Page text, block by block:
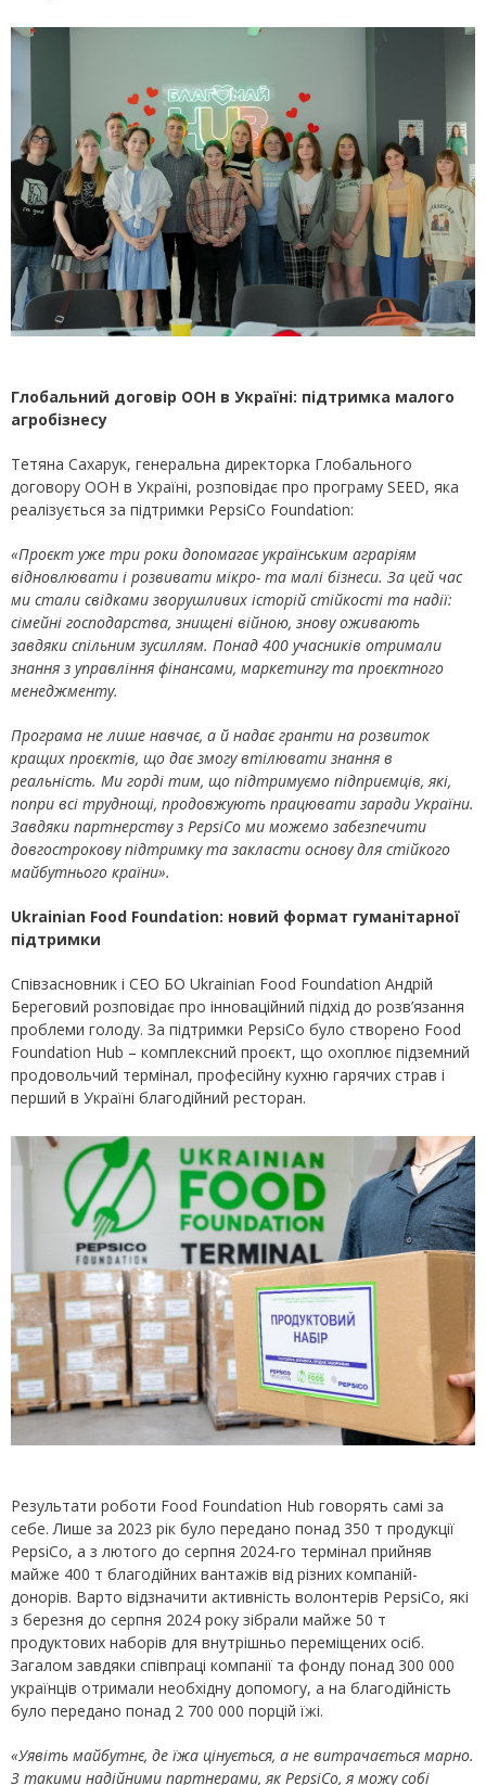
Глобальний договір ООН в Україні: підтримка малого
агробізнесу
Тетяна Сахарук, генеральна директорка Глобального
договору ООН в Україні, розповідає про програму SEED, яка
реалізується за підтримки PepsiCo Foundation:
«Проєкт уже три роки допомагає українським аграріям
відновлювати і розвивати мікро- та малі бізнеси. За цей час
ми стали свідками зворушливих історій стійкості та надії:
сімейні господарства, знищені війною, знову оживають
завдяки спільним зусиллям. Понад 400 учасників отримали
знання з управління фінансами, маркетингу та проєктного
менеджменту.
Програма не лише навчає, а й надає гранти на розвиток
кращих проєктів, що дає змогу втілювати знання в
реальність. Ми горді тим, що підтримуємо підприємців, які,
попри всі труднощі, продовжують працювати заради України.
Завдяки партнерству з PepsiCo ми можемо забезпечити
довгострокову підтримку та закласти основу для стійкого
майбутнього країни».
Ukrainian Food Foundation: новий формат гуманітарної
підтримки
Співзасновник і CEO БО Ukrainian Food Foundation Андрій
Береговий розповідає про інноваційний підхід до розв’язання
проблеми голоду. За підтримки PepsiCo було створено Food
Foundation Hub – комплексний проєкт, що охоплює підземний
продовольчий термінал, професійну кухню гарячих страв і
перший в Україні благодійний ресторан.
Результати роботи Food Foundation Hub говорять самі за
себе. Лише за 2023 рік було передано понад 350 т продукції
PepsiCo, а з лютого до серпня 2024-го термінал прийняв
майже 400 т благодійних вантажів від різних компаній-
донорів. Варто відзначити активність волонтерів PepsiCo, які
з березня до серпня 2024 року зібрали майже 50 т
продуктових наборів для внутрішньо переміщених осіб.
Загалом завдяки співпраці компанії та фонду понад 300 000
українців отримали необхідну допомогу, а на благодійність
було передано понад 2 700 000 порцій їжі.
«Уявіть майбутнє, де їжа цінується, а не витрачається марно.
З такими надійними партнерами, як PepsiCo, я можу собі